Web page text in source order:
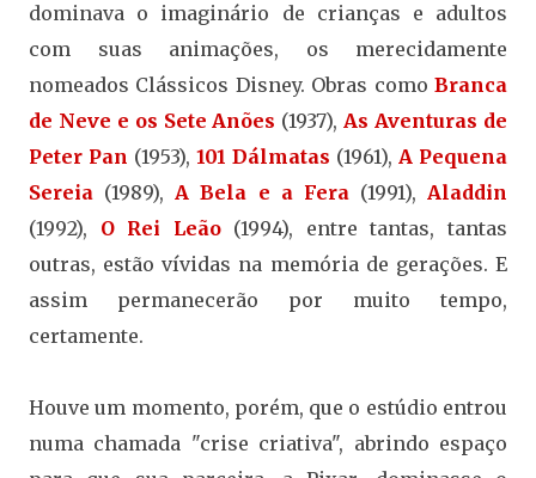
dominava o imaginário de crianças e adultos
com suas animações, os merecidamente
nomeados Clássicos Disney. Obras como Branca
de Neve e os Sete Anões (1937),As Aventuras de
Peter Pan (1953), 101 Dálmatas (1961), A Pequena
Sereia (1989),A Bela e a Fera(1991), Aladdin
(1992), O Rei Leão(1994), entre tantas, tantas
outras, estão vívidas na memória de gerações. E
assim permanecerão por muito tempo,
certamente.
Houve um momento, porém, que o estúdio entrou
numa chamada "crise criativa", abrindo espaço